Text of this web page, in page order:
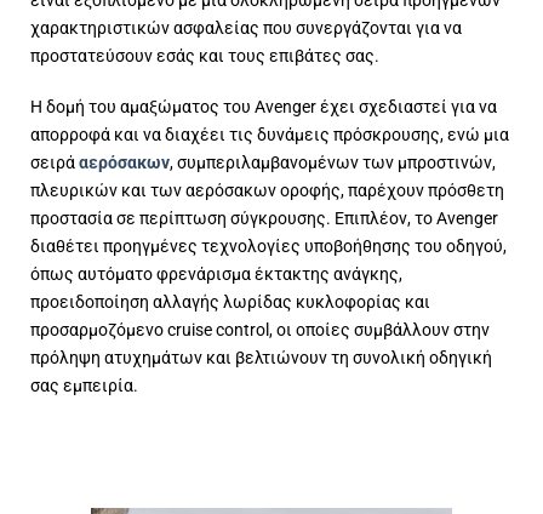
χαρακτηριστικών ασφαλείας που συνεργάζονται για να
προστατεύσουν εσάς και τους επιβάτες σας.
Η δομή του αμαξώματος του Avenger έχει σχεδιαστεί για να
απορροφά και να διαχέει τις δυνάμεις πρόσκρουσης, ενώ μια
σειράαερόσακων, συμπεριλαμβανομένων των μπροστινών,
πλευρικών και των αερόσακων οροφής, παρέχουν πρόσθετη
προστασία σε περίπτωση σύγκρουσης. Επιπλέον, το Avenger
διαθέτει προηγμένες τεχνολογίες υποβοήθησης του οδηγού,
όπως αυτόματο φρενάρισμα έκτακτης ανάγκης,
προειδοποίηση αλλαγής λωρίδας κυκλοφορίας και
προσαρμοζόμενο cruise control, οι οποίες συμβάλλουν στην
πρόληψη ατυχημάτων και βελτιώνουν τη συνολική οδηγική
σας εμπειρία.